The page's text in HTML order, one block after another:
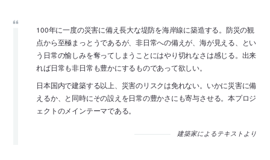
100年に一度の災害に備え長大な堤防を海岸線に築造する。防災の観
点から至極まっとうであるが、非日常への備えが、海が見える、とい
う日常の愉しみを奪ってしまうことにはやり切れなさは感じる。出来
れば日常も非日常も豊かにするものであって欲しい。
日本国内で建築する以上、災害のリスクは免れない。いかに災害に備
えるか、と同時にその設えを日常の豊かさにも寄与させる。本プロジ
ェクトのメインテーマである。
建築家によるテキストより